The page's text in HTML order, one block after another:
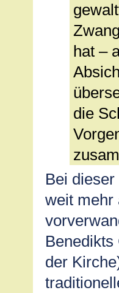
hat –
die
Bei
weit mehr
der